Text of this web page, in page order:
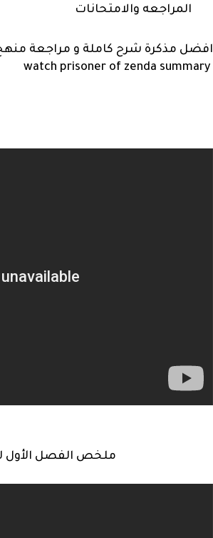
المراجعه والامتحانات
افضل مذكرة شرح كاملة و مراجعة منهج
ملخص الفصل الأول